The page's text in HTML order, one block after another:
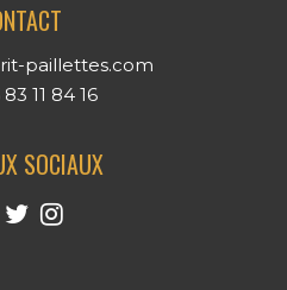
paillettes.com
11 84 16
SOCIAUX